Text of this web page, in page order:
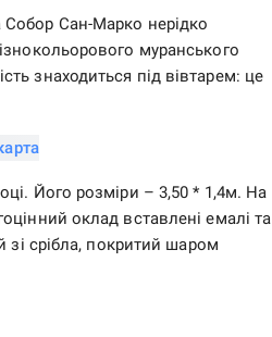
Собор Сан-Марко нерідко
муранського
знаходиться під вівтарем: це
Його розміри – 3,50 * 1,4м. На
оклад вставлені емалі та
зі срібла, покритий шаром